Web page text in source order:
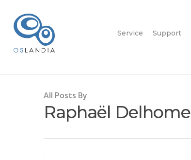
Service Support
All Posts By
Raphaël Delhome